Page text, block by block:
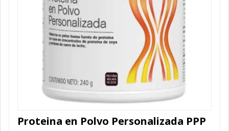
Proteina en Polvo Personalizada PPP